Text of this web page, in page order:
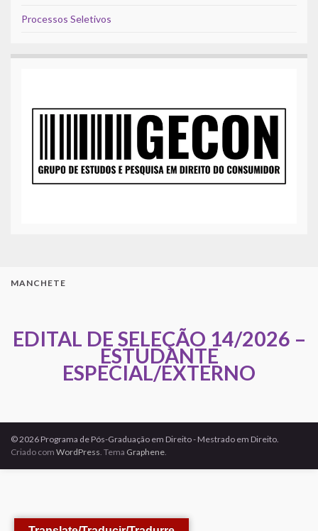
Processos Seletivos
MANCHETE
EDITAL DE SELEÇÃO 14/2026 –
ESTUDANTE
ESPECIAL/EXTERNO
© 2026 Programa de Pós-Graduação em Direito - Mestrado em Direito.
Criado com WordPress . Tema Graphene